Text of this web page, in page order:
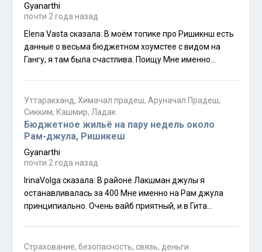
Gyanarthi
почти 2 года назад
Elena Vasta сказалa: В моём топике про Ришикнш есть
данные о весьма бюджетном хоумстее с видом на
Гангу, я там была счастлива. Поищу Мне именно
посмотрела - многое изменилось - в частности, Если
подняться от дороги - всё застроено. Если ещё
подняться по другойдороге - гестхаусы и постоянная
стройка. Мне весной не понравилось. И цены выше,
чем на Рам джула. В общем, место стало "для
богатых", при этом именно Ришикеш не ощущается.
Уттаракханд, Химачал прадеш, Аруначал Прадеш,
Сикким, Кашмир, Ладак
Бюджетное жильё на пару недель около
Рам-джула, Ришикеш
Gyanarthi
почти 2 года назад
IrinaVolga сказалa: В районе Лакшман джулы я
останавливалась за 400 Мне именно на Рам джула
принципиально. Очень вайб приятный, и в Гита
форенской было мало народа, несмотря на сезон.
Страхование, безопасность, связь, деньги